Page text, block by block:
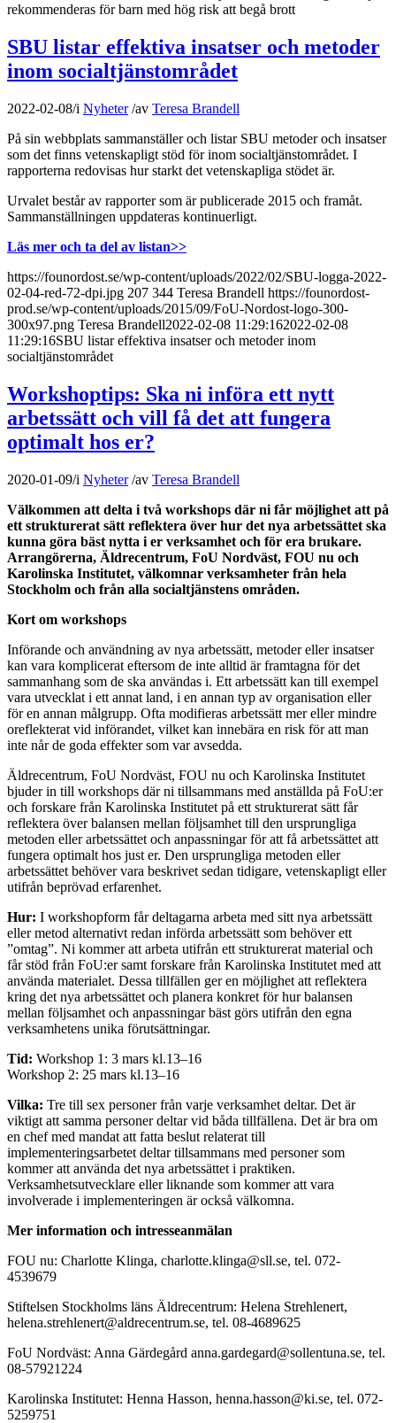
rekommenderas för barn med hög risk att begå brott
SBU listar effektiva insatser och metoder
inom socialtjänstområdet
2022-02-08/i Nyheter /av Teresa Brandell
På sin webbplats sammanställer och listar SBU metoder och insatser
som det finns vetenskapligt stöd för inom socialtjänstområdet. I
rapporterna redovisas hur starkt det vetenskapliga stödet är.
Urvalet består av rapporter som är publicerade 2015 och framåt.
Sammanställningen uppdateras kontinuerligt.
Läs mer och ta del av listan>>
https://founordost.se/wp-content/uploads/2022/02/SBU-logga-2022-
02-04-red-72-dpi.jpg 207 344 Teresa Brandell https://founordost-
prod.se/wp-content/uploads/2015/09/FoU-Nordost-logo-300-
300x97.png Teresa Brandell2022-02-08 11:29:162022-02-08
11:29:16SBU listar effektiva insatser och metoder inom
socialtjänstområdet
Workshoptips: Ska ni införa ett nytt
arbetssätt och vill få det att fungera
optimalt hos er?
2020-01-09/i Nyheter /av Teresa Brandell
Välkommen att delta i två workshops där ni får möjlighet att på
ett strukturerat sätt reflektera över hur det nya arbetssättet ska
kunna göra bäst nytta i er verksamhet och för era brukare.
Arrangörerna, Äldrecentrum, FoU Nordväst, FOU nu och
Karolinska Institutet, välkomnar verksamheter från hela
Stockholm och från alla socialtjänstens områden.
Kort om workshops
Införande och användning av nya arbetssätt, metoder eller insatser
kan vara komplicerat eftersom de inte alltid är framtagna för det
sammanhang som de ska användas i. Ett arbetssätt kan till exempel
vara utvecklat i ett annat land, i en annan typ av organisation eller
för en annan målgrupp. Ofta modifieras arbetssätt mer eller mindre
oreflekterat vid införandet, vilket kan innebära en risk för att man
inte når de goda effekter som var avsedda.
Äldrecentrum, FoU Nordväst, FOU nu och Karolinska Institutet
bjuder in till workshops där ni tillsammans med anställda på FoU:er
och forskare från Karolinska Institutet på ett strukturerat sätt får
reflektera över balansen mellan följsamhet till den ursprungliga
metoden eller arbetssättet och anpassningar för att få arbetssättet att
fungera optimalt hos just er. Den ursprungliga metoden eller
arbetssättet behöver vara beskrivet sedan tidigare, vetenskapligt eller
utifrån beprövad erfarenhet.
Hur: I workshopform får deltagarna arbeta med sitt nya arbetssätt
eller metod alternativt redan införda arbetssätt som behöver ett
”omtag”. Ni kommer att arbeta utifrån ett strukturerat material och
får stöd från FoU:er samt forskare från Karolinska Institutet med att
använda materialet. Dessa tillfällen ger en möjlighet att reflektera
kring det nya arbetssättet och planera konkret för hur balansen
mellan följsamhet och anpassningar bäst görs utifrån den egna
verksamhetens unika förutsättningar.
Tid: Workshop 1: 3 mars kl.13–16
Workshop 2: 25 mars kl.13–16
Vilka: Tre till sex personer från varje verksamhet deltar. Det är
viktigt att samma personer deltar vid båda tillfällena. Det är bra om
en chef med mandat att fatta beslut relaterat till
implementeringsarbetet deltar tillsammans med personer som
kommer att använda det nya arbetssättet i praktiken.
Verksamhetsutvecklare eller liknande som kommer att vara
involverade i implementeringen är också välkomna.
Mer information och intresseanmälan
FOU nu: Charlotte Klinga, charlotte.klinga@sll.se, tel. 072-
4539679
Stiftelsen Stockholms läns Äldrecentrum: Helena Strehlenert,
helena.strehlenert@aldrecentrum.se, tel. 08-4689625
FoU Nordväst: Anna Gärdegård anna.gardegard@sollentuna.se, tel.
08-57921224
Karolinska Institutet: Henna Hasson, henna.hasson@ki.se, tel. 072-
5259751